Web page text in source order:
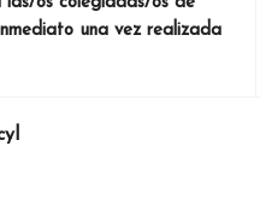
una vez realizada